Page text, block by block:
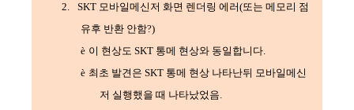
2.
SKT 모바일메신저 화면 렌더링 에러(또는 메모리 점
유후 반환 안함?)
è 이 현상도 SKT 통메 현상와 동일합니다.
è 최초 발견은 SKT 통메 현상 나타난뒤 모바일메신
저 실행했을 때 나타났었음.